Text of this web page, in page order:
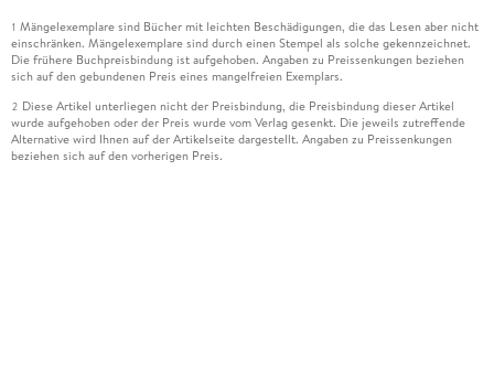
1 Mängelexemplare sind Bücher mit leichten Beschädigungen, die das Lesen aber nicht
einschränken. Mängelexemplare sind durch einen Stempel als solche gekennzeichnet.
Die frühere Buchpreisbindung ist aufgehoben. Angaben zu Preissenkungen beziehen
sich auf den gebundenen Preis eines mangelfreien Exemplars.
2 Diese Artikel unterliegen nicht der Preisbindung, die Preisbindung dieser Artikel
wurde aufgehoben oder der Preis wurde vom Verlag gesenkt. Die jeweils zutreffende
Alternative wird Ihnen auf der Artikelseite dargestellt. Angaben zu Preissenkungen
beziehen sich auf den vorherigen Preis.